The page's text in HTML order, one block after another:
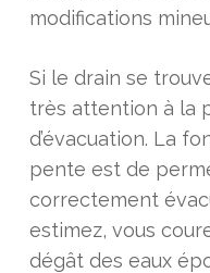
modifications
Si le drain se
très attention à la
d’évacuation. La
pente est de
correctement
estimez, vous
dégât des eaux